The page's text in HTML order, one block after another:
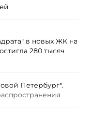
в новых ЖК на
280 тысяч
Петербург".